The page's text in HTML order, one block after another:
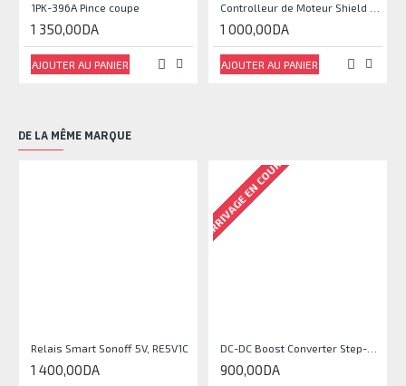
1PK-396A Pince coupe
1 350,00DA
AJOUTER AU PANIER
1 000,00DA
AJOUTER AU PANIER
DE LA MÊME MARQUE
Relais Smart Sonoff 5V, RE5V1C
1 400,00DA
ARRIVAGE EN COURS
DC-DC Boost Converter Step-Up Power Module Output 5V-35V
900,00DA